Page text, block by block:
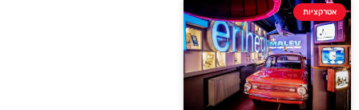
אטרקציות